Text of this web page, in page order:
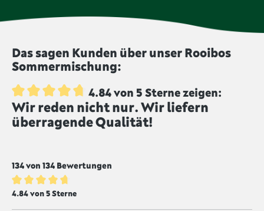
wurden nicht bestrahlt und werden von uns
geschwefelt, um die Haltbarkeit zu verlängern und
dem Produkt eine intensivere Farbe zu geben.
gekennzeichnet sind, werden ungeschwefelt
produziert.
Das sagen Kunden über unser Rooibos
Sommermischung:
Durchschnittliche Bewertung von 4.8 von 5 Sternen
4.84 von 5 Sterne zeigen:
Wir reden nicht nur. Wir liefern
überragende Qualität!
134 von 134 Bewertungen
Durchschnittliche Bewertung von 4.8 von 5 Sternen
4.84 von 5 Sterne